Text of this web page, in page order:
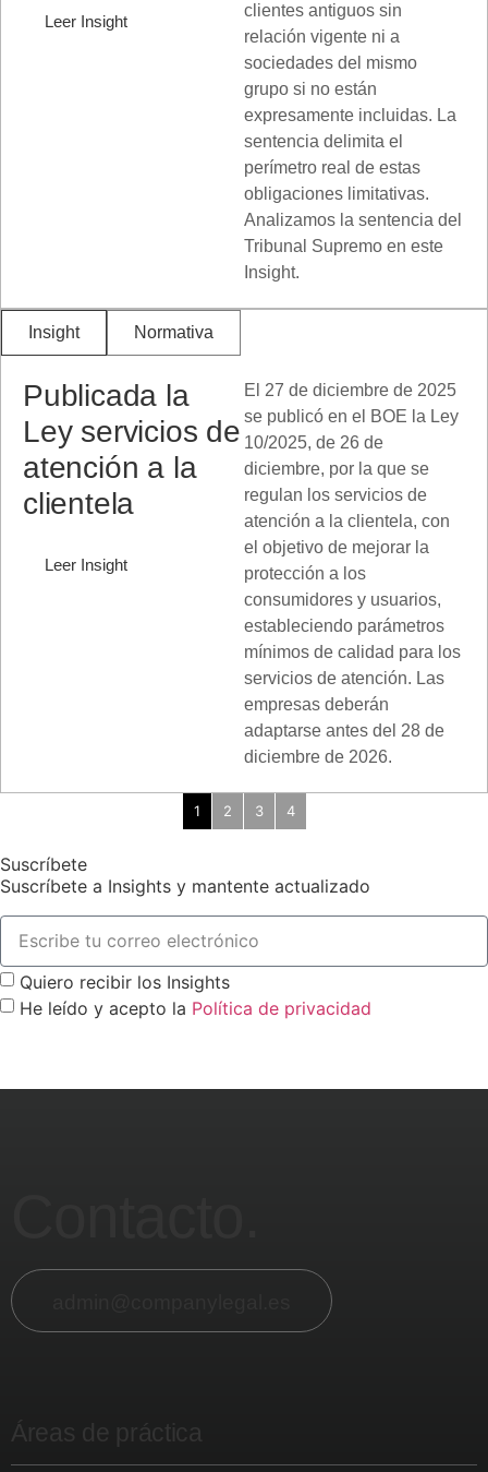
Leer Insight
clientes antiguos sin
relación vigente ni a
sociedades del mismo
grupo si no están
expresamente incluidas. La
sentencia delimita el
perímetro real de estas
obligaciones limitativas.
Analizamos la sentencia del
Tribunal Supremo en este
Insight.
Insight Normativa
Publicada la
Ley servicios de
atención a la
clientela
Leer Insight
El 27 de diciembre de 2025
se publicó en el BOE la Ley
10/2025, de 26 de
diciembre, por la que se
regulan los servicios de
atención a la clientela, con
el objetivo de mejorar la
protección a los
consumidores y usuarios,
estableciendo parámetros
mínimos de calidad para los
servicios de atención. Las
empresas deberán
adaptarse antes del 28 de
diciembre de 2026.
1 2 3 4
Suscríbete
Suscríbete a Insights y mantente actualizado
Quiero recibir los Insights
He leído y acepto la Política de privacidad
Áreas de práctica